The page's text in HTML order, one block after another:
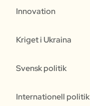
Innovation
Kriget i Ukraina
Svensk politik
Internationell politik